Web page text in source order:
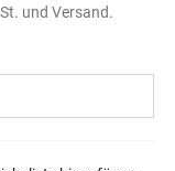
und Versand.